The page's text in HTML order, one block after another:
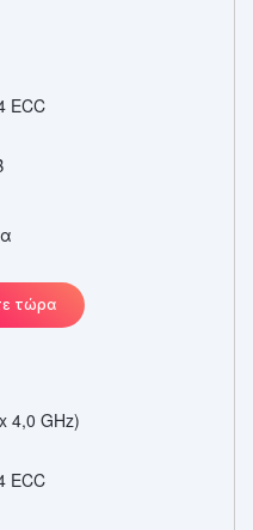
ECC
τώρα
4,0 GHz)
ECC